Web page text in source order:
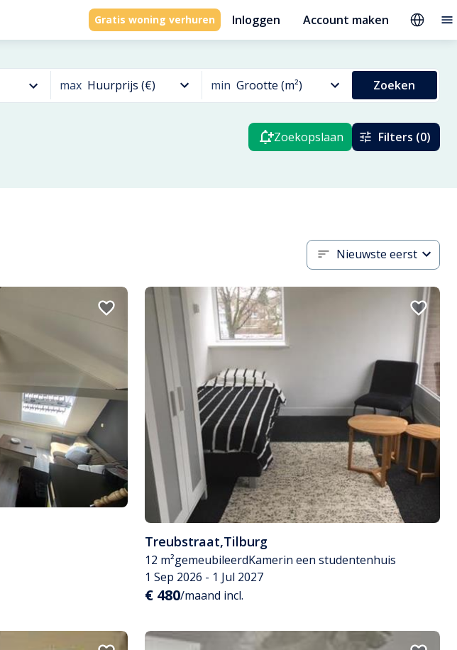
Gratis woning verhuren Inloggen Account maken
max Huurprijs (€) min Grootte (m²) Zoeken
Zoekopslaan Filters (0)
Nieuwste eerst
Treubstraat,Tilburg
12 m²gemeubileerdKamerin een studentenhuis
1 Sep 2026 - 1 Jul 2027
€ 480/maand incl.